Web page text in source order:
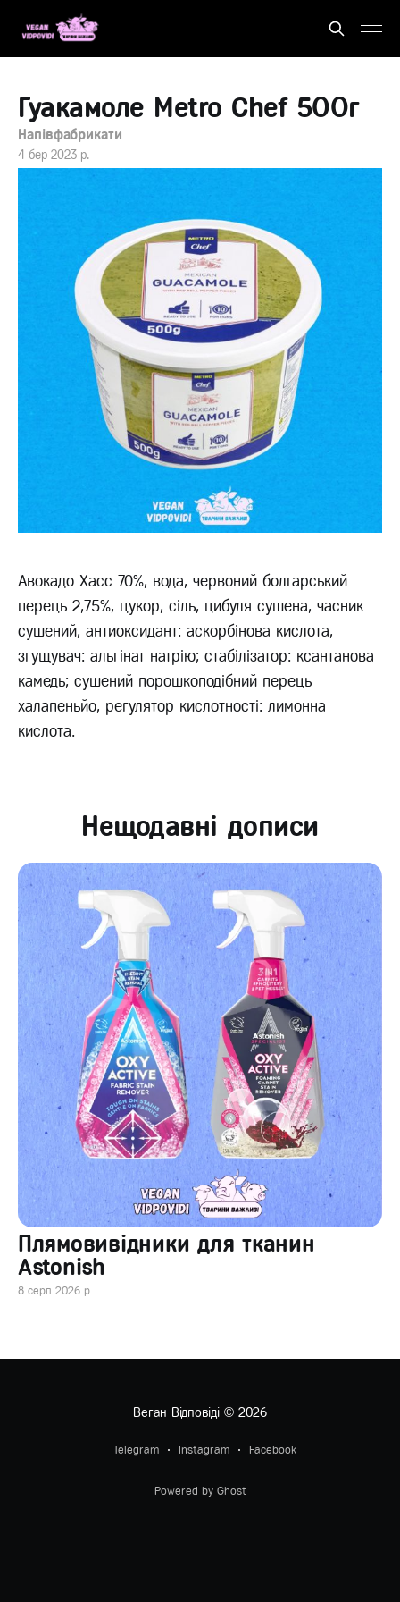
Гуакамоле Metro Chef 500г
Напівфабрикати
4 бер 2023 р.
Авокадо Хасс 70%, вода, червоний болгарський
перець 2,75%, цукор, сіль, цибуля сушена, часник
сушений, антиоксидант: аскорбінова кислота,
згущувач: альгінат натрію; стабілізатор: ксантанова
камедь; сушений порошкоподібний перець
халапеньйо, регулятор кислотності: лимонна
кислота.
Нещодавні дописи
Плямовивідники для тканин
Astonish
8 серп 2026 р.
Веган Відповіді© 2026
Telegram Instagram Facebook
Powered by Ghost